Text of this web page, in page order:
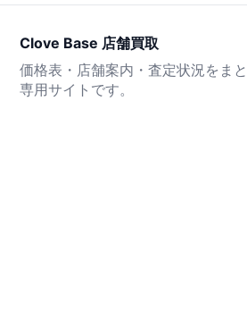
Clove Base 店舗買取
価格表・店舗案内・査定状況をま
専用サイトです。